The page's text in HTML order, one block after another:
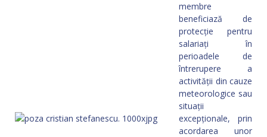
membre
beneficiază de
protecție pentru
salariați în
perioadele de
întrerupere a
activității din cauze
meteorologice sau
situații
excepționale, prin
acordarea unor